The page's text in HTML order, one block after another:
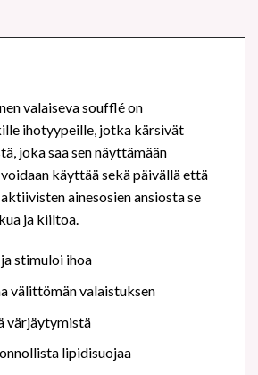
valaiseva soufflé on
ihotyypeille, jotka kärsivät
joka saa sen näyttämään
käyttää sekä päivällä että
ainesosien ansiosta se
ja kiiltoa.
stimuloi ihoa
välittömän valaistuksen
värjäytymistä
lipidisuojaa